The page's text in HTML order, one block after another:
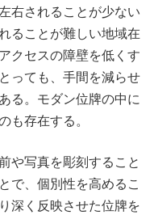
右されることが少ない
ることが難しい地域在
クセスの障壁を低くす
っても、手間を減らせ
る。モダン位牌の中に
も存在する。
や写真を彫刻すること
で、個別性を高めるこ
深く反映させた位牌を